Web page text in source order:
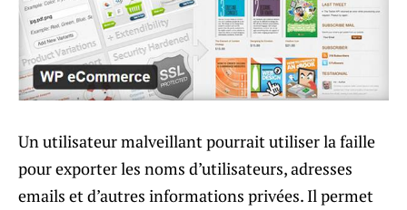
Un utilisateur malveillant pourrait utiliser la faille
pour exporter les noms d’utilisateurs, adresses
emails et d’autres informations privées. Il permet